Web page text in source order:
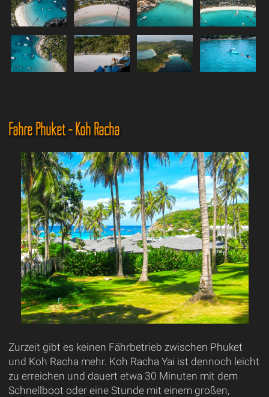
Fähre Phuket - Koh Racha
Zurzeit gibt es keinen Fährbetrieb zwischen Phuket
und Koh Racha mehr. Koh Racha Yai ist dennoch leicht
zu erreichen und dauert etwa 30 Minuten mit dem
Schnellboot oder eine Stunde mit einem großen,